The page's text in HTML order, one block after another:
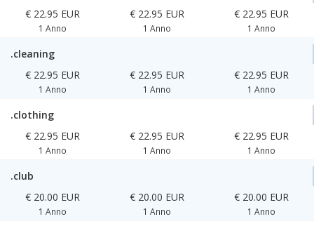
€ 22.95 EUR
1 Anno
€ 22.95 EUR
1 Anno
€ 22.95 EUR
1 Anno
.cleaning
€ 22.95 EUR
1 Anno
€ 22.95 EUR
1 Anno
€ 22.95 EUR
1 Anno
.clothing
€ 22.95 EUR
1 Anno
€ 22.95 EUR
1 Anno
€ 22.95 EUR
1 Anno
.club
€ 20.00 EUR
1 Anno
€ 20.00 EUR
1 Anno
€ 20.00 EUR
1 Anno